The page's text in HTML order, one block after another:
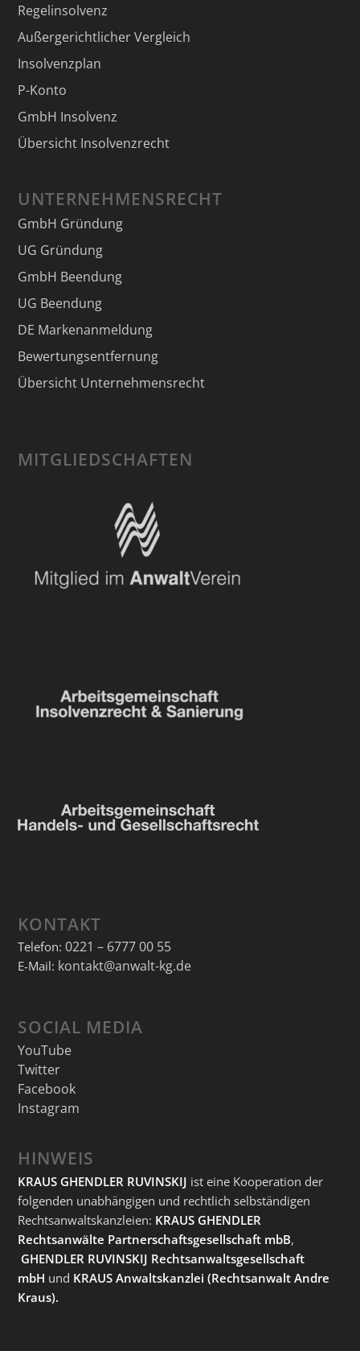
Regelinsolvenz
Außergerichtlicher Vergleich
Insolvenzplan
P-Konto
GmbH Insolvenz
Übersicht Insolvenzrecht
UNTERNEHMENSRECHT
GmbH Gründung
UG Gründung
GmbH Beendung
UG Beendung
DE Markenanmeldung
Bewertungsentfernung
Übersicht Unternehmensrecht
MITGLIEDSCHAFTEN
KONTAKT
Telefon: 0221 – 6777 00 55
E-Mail: kontakt@anwalt-kg.de
SOCIAL MEDIA
YouTube
Twitter
Facebook
Instagram
HINWEIS
KRAUS GHENDLER RUVINSKIJ ist eine Kooperation der
folgenden unabhängigen und rechtlich selbständigen
Rechtsanwaltskanzleien: KRAUS GHENDLER
Rechtsanwälte Partnerschaftsgesellschaft mbB,
GHENDLER RUVINSKIJ Rechtsanwaltsgesellschaft
mbH und KRAUS Anwaltskanzlei (Rechtsanwalt Andre
Kraus).